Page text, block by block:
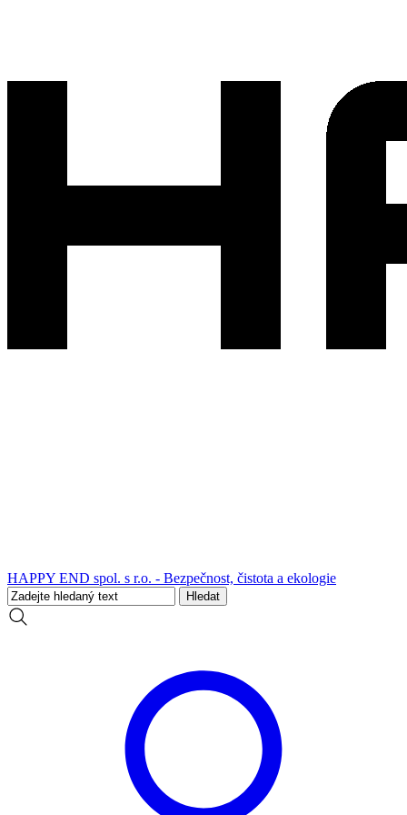
HAPPY END spol. s r.o. - Bezpečnost, čistota a ekologie